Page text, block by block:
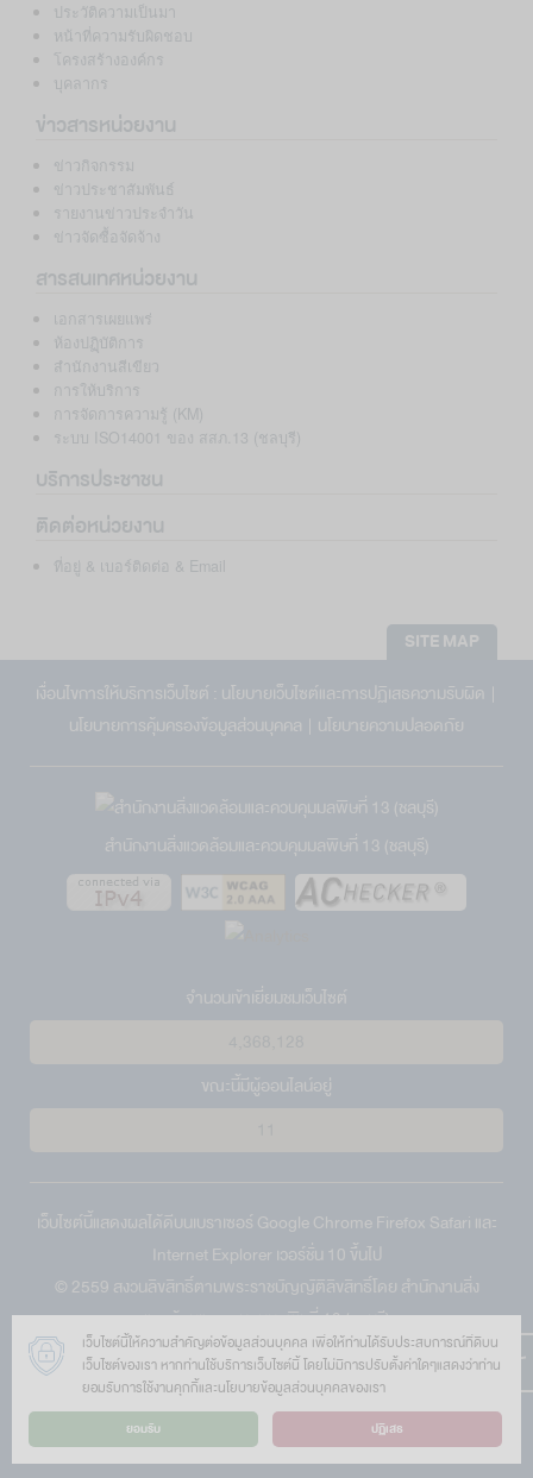
ประวัติความเป็นมา
หน้าที่ความรับผิดชอบ
โครงสร้างองค์กร
บุคลากร
ข่าวสารหน่วยงาน
ข่าวกิจกรรม
ข่าวประชาสัมพันธ์
รายงานข่าวประจำวัน
ข่าวจัดซื้อจัดจ้าง
สารสนเทศหน่วยงาน
เอกสารเผยแพร่
ห้องปฏฺิบัติการ
สำนักงานสีเขียว
การให้บริการ
การจัดการความรู้ (KM)
ระบบ ISO14001 ของ สสภ.13 (ชลบุรี)
บริการประชาชน
ติดต่อหน่วยงาน
ที่อยู่ & เบอร์ติดต่อ & Email
SITE MAP
เงื่อนไขการให้บริการเว็บไซต์ : นโยบายเว็บไซต์และการปฏิเสธความรับผิด |
นโยบายการคุ้มครองข้อมูลส่วนบุคคล | นโยบายความปลอดภัย
สำนักงานสิ่งแวดล้อมและควบคุมมลพิษที่ 13 (ชลบุรี)
จำนวนเข้าเยี่ยมชมเว็บไซต์
ขณะนี้มีผู้ออนไลน์อยู่
เว็บไซต์นี้แสดงผลได้ดีบนเบราเซอร์ Google ChromeFirefox Safari และ
Internet Explorer เวอร์ชั่น 10 ขึ้นไป
© 2559 สงวนลิขสิทธิ์ตามพระราชบัญญัติลิขสิทธิ์โดย สำนักงานสิ่ง
แวดล้อมและควบคุมมลพิษที่ 13 (ชลบุรี)
เลขที่ 31/2 หมู่ 4 ถนนพระยาสัจจา ตำบลบ้านสวน อำเภอเมือง จังหวัด
ชลบุรี 20000
โทรศัพท์ :038-282381| โทรสาร : 038-282381 | อีเมล์ :
epo13@pcd.go.th
เว็บไซต์นี้ให้ความสำคัญต่อข้อมูลส่วนบุคคล เพื่อให้ท่านได้รับประสบการณ์ที่ดีบน
เว็บไซต์ของเรา หากท่านใช้บริการเว็บไซต์นี้ โดยไม่มีการปรับตั้งค่าใดๆแสดงว่าท่าน
ยอมรับการใช้งานคุกกี้และนโยบายข้อมูลส่วนบุคคลของเรา
ยอมรับ ปฏิเสธ